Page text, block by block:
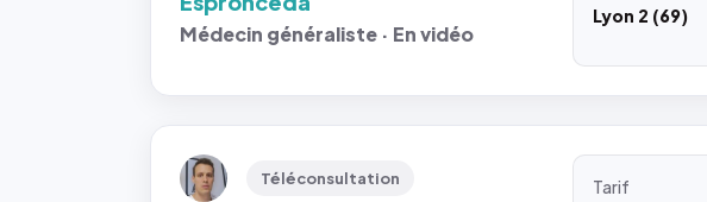
Médecin généraliste · En vidéo
Lyon 2 (69)
Téléconsultation
Tarif